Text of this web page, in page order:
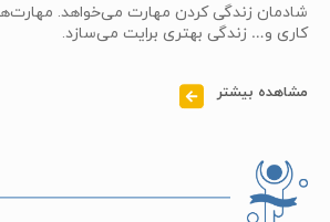
شادمان زندگی کردن مهارت می‌خواهد.
کاری و… زندگی بهتری برایت می‌سازد.
مشاهده بیشتر